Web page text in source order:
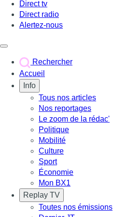
Direct tv
Direct radio
Alertez-nous
Rechercher
Accueil
Info
Tous nos articles
Nos reportages
Le zoom de la rédac'
Politique
Mobilité
Culture
Sport
Économie
Mon BX1
Replay TV
Toutes nos émissions